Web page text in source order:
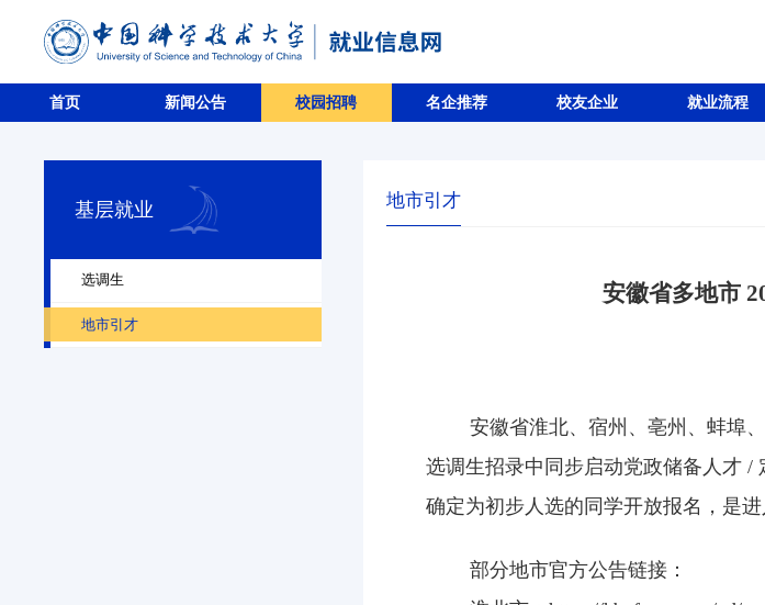
首页 新闻公告 校园招聘 名企推荐 校友企业 就业流程
基层就业
选调生
地市引才
地市引才
安徽省多地市
安徽省淮北、宿州、亳州、蚌埠
选调生招录中同步启动党政储备人才 /
确定为初步人选的同学开放报名，是
部分地市官方公告链接：